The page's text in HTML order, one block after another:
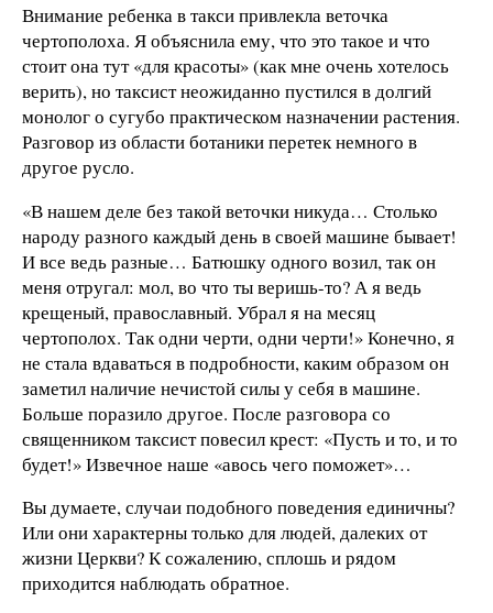
Внимание ребенка в такси привлекла веточка
чертополоха. Я объяснила ему, что это такое и что
стоит она тут «для красоты» (как мне очень хотелось
верить), но таксист неожиданно пустился в долгий
монолог о сугубо практическом назначении растения.
Разговор из области ботаники перетек немного в
другое русло.
«В нашем деле без такой веточки никуда… Столько
народу разного каждый день в своей машине бывает!
И все ведь разные… Батюшку одного возил, так он
меня отругал: мол, во что ты веришь-то? А я ведь
крещеный, православный. Убрал я на месяц
чертополох. Так одни черти, одни черти!» Конечно, я
не стала вдаваться в подробности, каким образом он
заметил наличие нечистой силы у себя в машине.
Больше поразило другое. После разговора со
священником таксист повесил крест: «Пусть и то, и то
будет!» Извечное наше «авось чего поможет»…
Вы думаете, случаи подобного поведения единичны?
Или они характерны только для людей, далеких от
жизни Церкви? К сожалению, сплошь и рядом
приходится наблюдать обратное.